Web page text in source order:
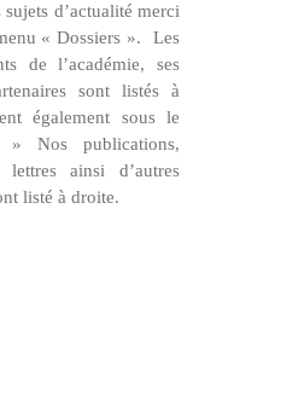
d’actualité merci
« Dossiers ». Les
de l’académie, ses
sont listés à
également sous le
» Nos publications,
lettres ainsi d’autres
listé à droite.